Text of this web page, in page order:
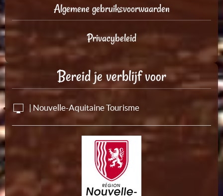
Algemene gebruiksvoorwaarden
Privacybeleid
Bereid je verblijf voor
| Nouvelle-Aquitaine Tourisme